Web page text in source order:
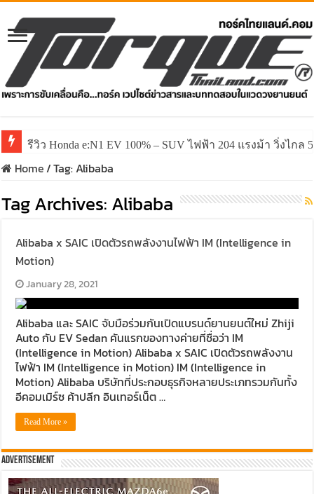
รีวิว Honda e:N1 EV 100% – SUV ไฟฟ้า 204 แรงม้า วิ่งไกล
Home/Tag:Alibaba
Tag Archives: Alibaba
Alibaba x SAIC เปิดตัวรถพลังงานไฟฟ้า IM (Intelligence in
Motion)
January 28, 2021
Alibaba และ SAIC จับมือร่วมกันเปิดแบรนด์ยานยนต์ใหม่ Zhiji
Auto กับ EV Sedan คันแรกของทางค่ายที่ชื่อว่า IM
(Intelligence in Motion) Alibaba x SAIC เปิดตัวรถพลังงาน
ไฟฟ้า IM (Intelligence in Motion) IM (Intelligence in
Motion) Alibaba บริษัทที่ประกอบธุรกิจหลายประเภทรวมกันทั้ง
อีคอมเมิร์ซ ค้าปลีก อินเทอร์เน็ต …
Read More »
Advertisement